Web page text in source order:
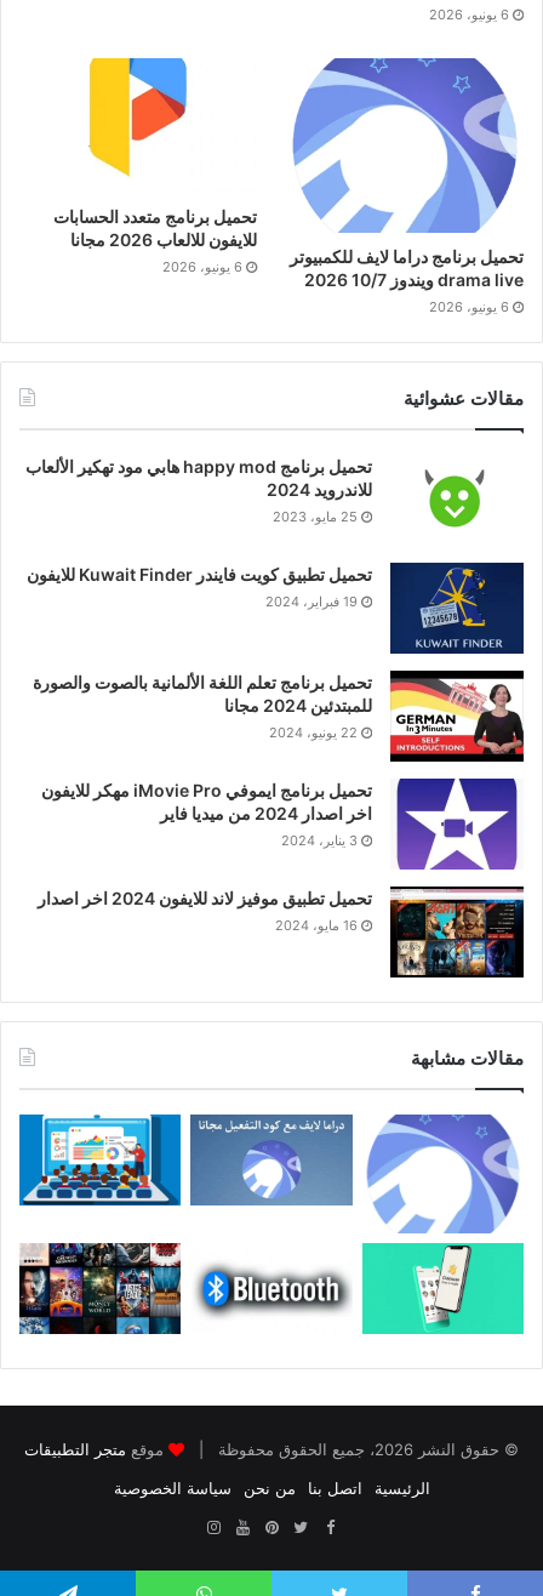
6 يونيو، 2026
تحميل برنامج دراما لايف للكمبيوتر
drama live ويندوز 10/7 2026
6 يونيو، 2026
تحميل برنامج متعدد الحسابات
للايفون للالعاب 2026 مجانا
6 يونيو، 2026
مقالات عشوائية
تحميل برنامج happy mod هابي مود تهكير الألعاب
للاندرويد 2024
25 مايو، 2023
تحميل تطبيق كويت فايندر Kuwait Finder للايفون
19 فبراير، 2024
تحميل برنامج تعلم اللغة الألمانية بالصوت والصورة
للمبتدئين 2024 مجانا
22 يونيو، 2024
تحميل برنامج ايموفي iMovie Pro مهكر للايفون
اخر اصدار 2024 من ميديا فاير
3 يناير، 2024
تحميل تطبيق موفيز لاند للايفون 2024 اخر اصدار
16 مايو، 2024
مقالات مشابهة
© حقوق النشر 2026، جميع الحقوق محفوظة | موقع متجر التطبيقات
الرئيسية
اتصل بنا من نحن سياسة الخصوصية